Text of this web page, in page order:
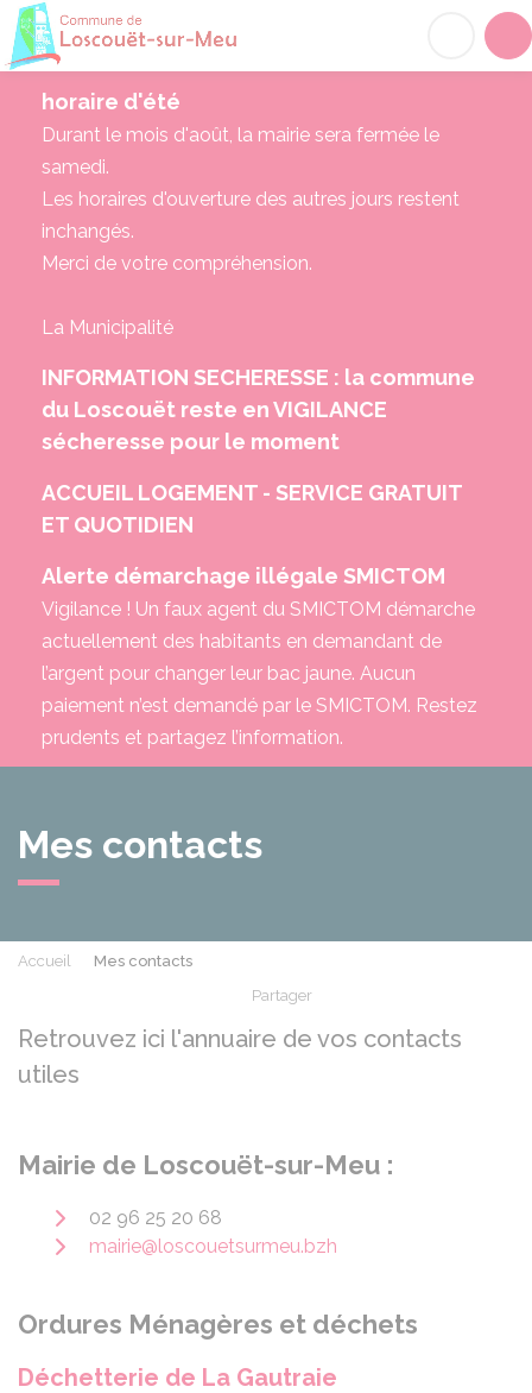
horaire d'été
Durant le mois d'août, la mairie sera fermée le
samedi.
Les horaires d'ouverture des autres jours restent
inchangés.
Merci de votre compréhension.
La Municipalité
INFORMATION SECHERESSE : la commune
du Loscouët reste en VIGILANCE
sécheresse pour le moment
ACCUEIL LOGEMENT - SERVICE GRATUIT
ET QUOTIDIEN
Alerte démarchage illégale SMICTOM
Vigilance ! Un faux agent du SMICTOM démarche
actuellement des habitants en demandant de
l’argent pour changer leur bac jaune. Aucun
paiement n’est demandé par le SMICTOM. Restez
prudents et partagez l’information.
Mes contacts
Accueil
Mes contacts
Partager
Retrouvez ici l'annuaire de vos contacts
utiles
Mairie de Loscouët-sur-Meu :
02 96 25 20 68
mairie@loscouetsurmeu.bzh
Ordures Ménagères et déchets
Déchetterie de La Gautraie